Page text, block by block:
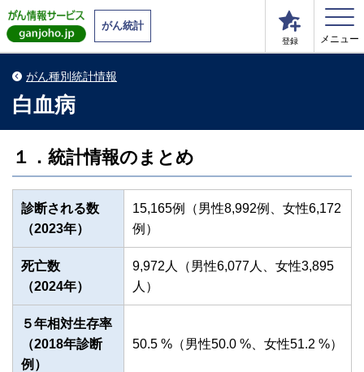
がん統計
登録 メニュー
がん種別統計情報
白血病
１．統計情報のまとめ
診断される数
（2023年）
15,165例（男性8,992例、女性6,172
例）
死亡数
（2024年）
9,972人（男性6,077人、女性3,895
人）
５年相対生存率
（2018年診断
例）
50.5 %（男性50.0 %、女性51.2 %）